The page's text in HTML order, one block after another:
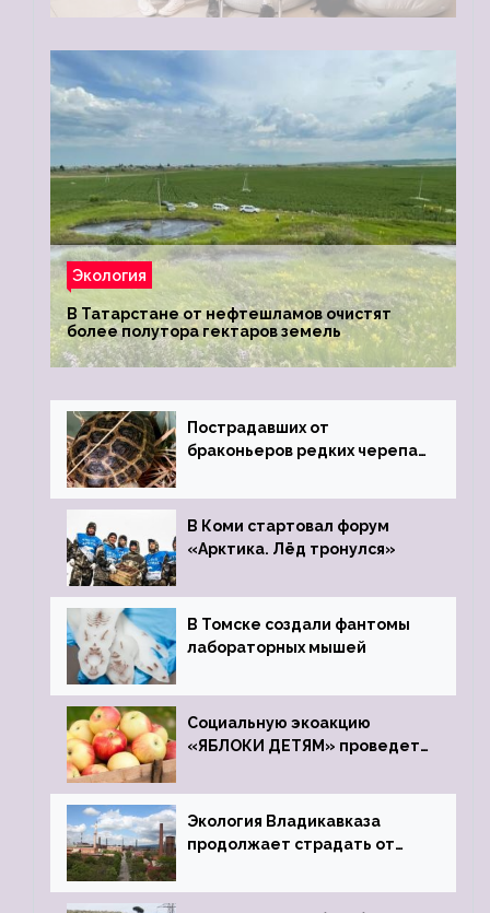
Экология
В Татарстане от нефтешламов очистят
более полутора гектаров земель
Пострадавших от
браконьеров редких черепах
зоопарк
В Коми стартовал форум
«Арктика. Лёд тронулся»
В Томске создали фантомы
лабораторных мышей
Социальную экоакцию
«ЯБЛОКИ ДЕТЯМ» проведет
Экология Владикавказа
продолжает страдать от